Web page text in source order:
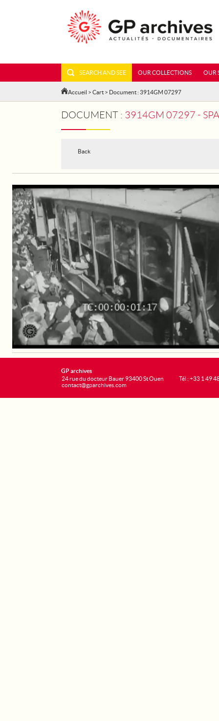
SEARCH AND SEE OUR COLLECTIONS OUR
Accueil > Cart > Document : 3914GM 07297
DOCUMENT : 3914GM 07297 -
Back
GP archives
24 rue du docteur Bauer 93400 St Ouen
contact@gparchives.com
Tél : +33 1 49